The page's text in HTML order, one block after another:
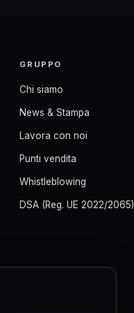
GRUPPO
Chi siamo
News & Stampa
Lavora con noi
Punti vendita
Whistleblowing
DSA (Reg. UE 2022/2065)